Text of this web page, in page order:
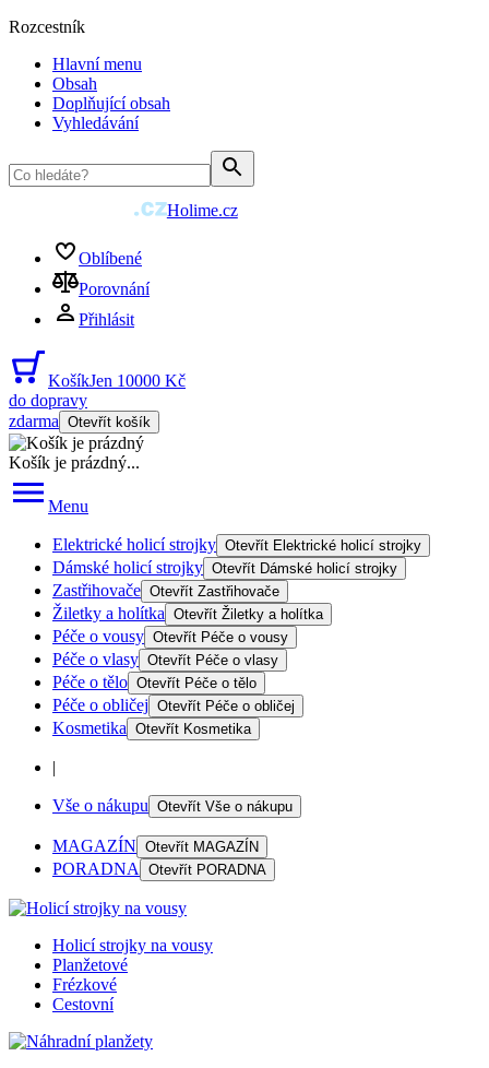
Rozcestník
Hlavní menu
Obsah
Doplňující obsah
Vyhledávání
Holime.cz
Oblíbené
Porovnání
Přihlásit
KošíkJen 10000 Kč
do dopravy
zdarma Otevřít košík
Košík je prázdný...
Menu
Elektrické holicí strojky Otevřít Elektrické holicí strojky
Dámské holicí strojky Otevřít Dámské holicí strojky
Zastřihovače Otevřít Zastřihovače
Žiletky a holítka Otevřít Žiletky a holítka
Péče o vousy Otevřít Péče o vousy
Péče o vlasy Otevřít Péče o vlasy
Péče o tělo Otevřít Péče o tělo
Péče o obličej Otevřít Péče o obličej
Kosmetika Otevřít Kosmetika
|
Vše o nákupu Otevřít Vše o nákupu
MAGAZÍN Otevřít MAGAZÍN
PORADNA Otevřít PORADNA
Holicí strojky na vousy
Planžetové
Frézkové
Cestovní